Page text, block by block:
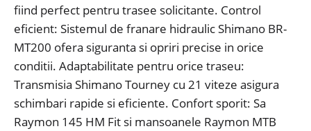
fiind perfect pentru trasee solicitante. Control
eficient: Sistemul de franare hidraulic Shimano BR-
MT200 ofera siguranta si opriri precise in orice
conditii. Adaptabilitate pentru orice traseu:
Transmisia Shimano Tourney cu 21 viteze asigura
schimbari rapide si eficiente. Confort sporit: Sa
Raymon 145 HM Fit si mansoanele Raymon MTB